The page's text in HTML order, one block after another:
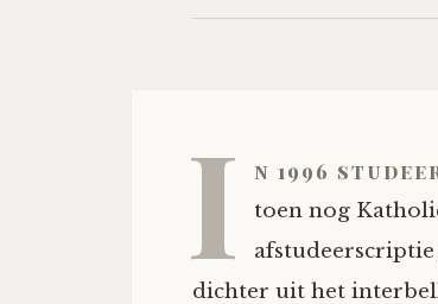
I n 1996
toen nog
dichter uit het